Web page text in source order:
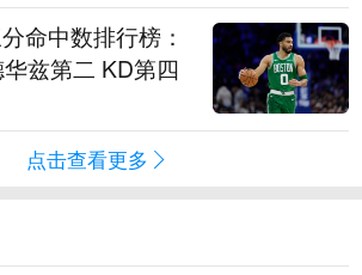
命中数排行榜：
兹第二 KD第四
点击查看更多